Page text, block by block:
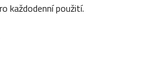
každodenní použití.